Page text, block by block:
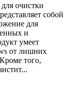
очистки
собой
для
и
умеет
от лишних
того,